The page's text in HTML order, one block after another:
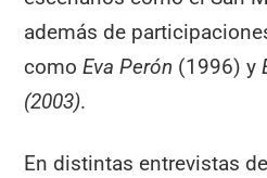
además de
comoEva Perón (1996) y
(2003).
En distintas entrevistas